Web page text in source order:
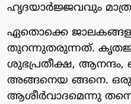
ഹൃദയാർജ്ജവവും
ഏതൊക്കെ
തുറന്നുതരുന്നത്.
ശുഭപ്രതീക്ഷ, ആനന്ദം,
അങ്ങനെയ ങ്ങനെ.
ആശീർവാദമെന്നു